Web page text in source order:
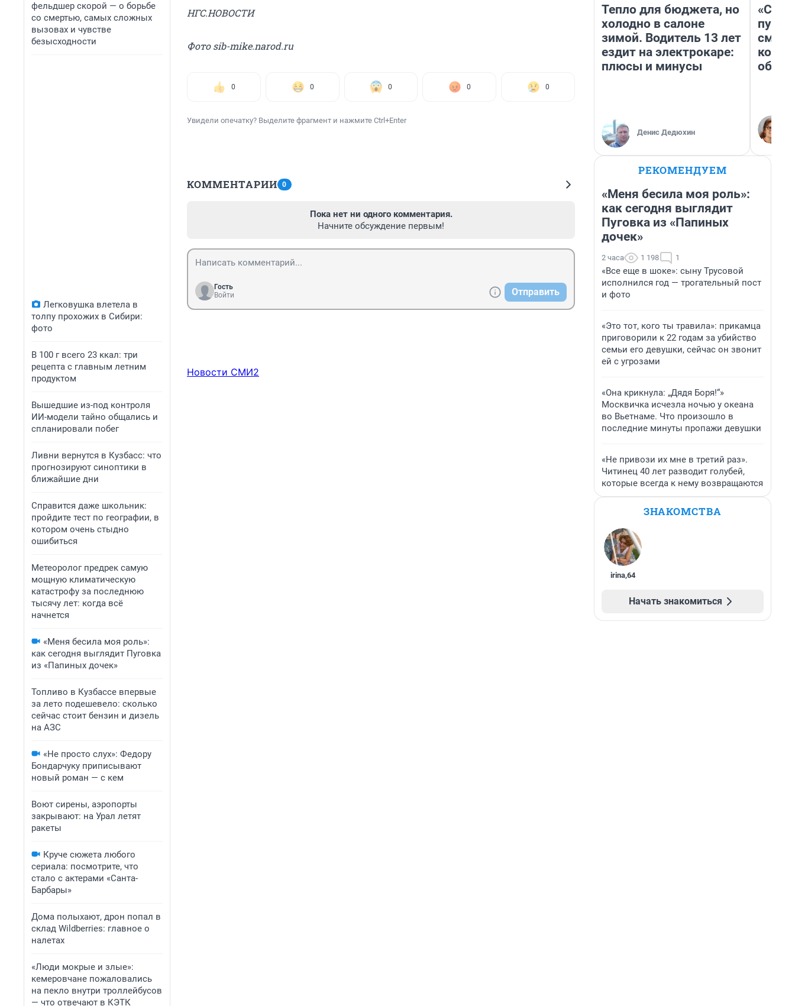
фельдшер скорой — о борьбе
со смертью, самых сложных
вызовах и чувстве
безысходности
Легковушка влетела в
толпу прохожих в Сибири:
фото
В 100 г всего 23 ккал: три
рецепта с главным летним
продуктом
Вышедшие из-под контроля
ИИ-модели тайно общались и
спланировали побег
Ливни вернутся в Кузбасс: что
прогнозируют синоптики в
ближайшие дни
Справится даже школьник:
пройдите тест по географии, в
котором очень стыдно
ошибиться
Метеоролог предрек самую
мощную климатическую
катастрофу за последнюю
тысячу лет: когда всё
начнется
«Меня бесила моя роль»:
как сегодня выглядит Пуговка
из «Папиных дочек»
Топливо в Кузбассе впервые
за лето подешевело: сколько
сейчас стоит бензин и дизель
на АЗС
«Не просто слух»: Федору
Бондарчуку приписывают
новый роман — с кем
Воют сирены, аэропорты
закрывают: на Урал летят
ракеты
Круче сюжета любого
сериала: посмотрите, что
стало с актерами «Санта-
Барбары»
Дома полыхают, дрон попал в
склад Wildberries: главное о
налетах
«Люди мокрые и злые»:
кемеровчане пожаловались
на пекло внутри троллейбусов
— что отвечают в КЭТК
НГС.НОВОСТИ
Фото sib-mike.narod.ru
0 0 0 0 0
Увидели опечатку? Выделите фрагмент и нажмите Ctrl+Enter
КОММЕНТАРИИ 0
Пока нет ни одного комментария.
Начните обсуждение первым!
Гость
Войти
Отправить
Новости СМИ2
Тепло для бюджета, но
холодно в салоне
зимой. Водитель 13 лет
ездит на электрокаре:
плюсы и минусы
Денис Дедюхин
РЕКОМЕНДУЕМ
«Меня бесила моя роль»:
как сегодня выглядит
Пуговка из «Папиных
дочек»
2 часа 1 198 1
«Все еще в шоке»: сыну Трусовой
исполнился год — трогательный пост
и фото
«Это тот, кого ты травила»: прикамца
приговорили к 22 годам за убийство
семьи его девушки, сейчас он звонит
ей с угрозами
«Она крикнула: „Дядя Боря!“»
Москвичка исчезла ночью у океана
во Вьетнаме. Что произошло в
последние минуты пропажи девушки
«Не привози их мне в третий раз».
Читинец 40 лет разводит голубей,
которые всегда к нему возвращаются
ЗНАКОМСТВА
irina,64
Начать знакомиться